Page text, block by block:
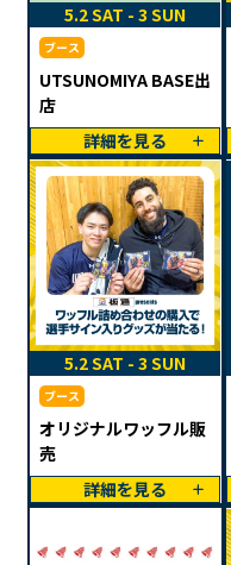
5.2 SAT - 3 SUN
ブース
UTSUNOMIYA BASE出
店
詳細を見る
5.2 SAT - 3 SUN
ブース
オリジナルワッフル販
売
詳細を見る